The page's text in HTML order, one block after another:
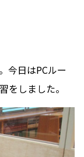
今日はPCルー
をしました。